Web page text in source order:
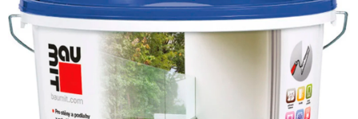
0,0
z
5
hvězdiček.